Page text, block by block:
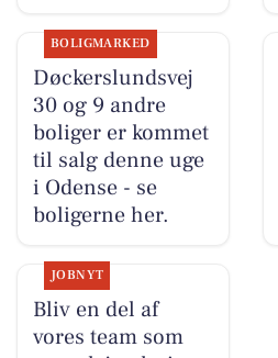
BOLIGMARKED
Døckerslundsvej
30 og 9 andre
boliger er kommet
til salg denne uge
i Odense - se
boligerne her.
JOBNYT
Bliv en del af
vores team som